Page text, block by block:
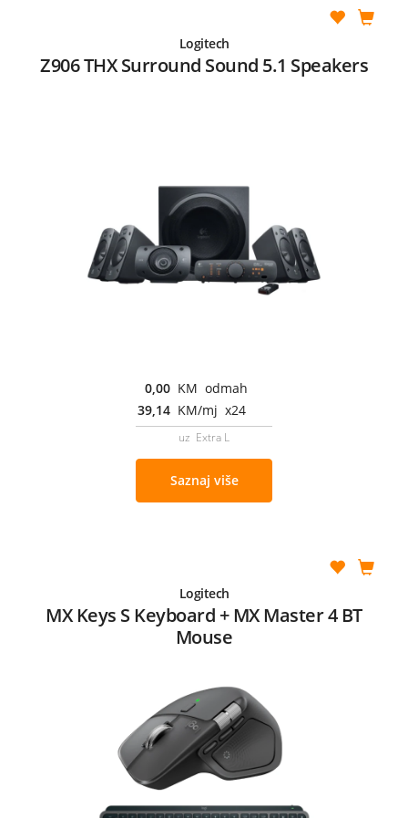
Logitech
Z906 THX Surround Sound 5.1 Speakers
0,00 KM odmah
39,14 KM/mj x24
uz Extra L
Saznaj više
Logitech
MX Keys S Keyboard + MX Master 4 BT
Mouse